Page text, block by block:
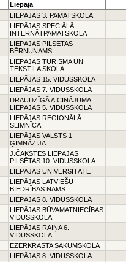
Liepāja
LIEPĀJAS 3. PAMATSKOLA
LIEPĀJAS SPECIĀLĀ
INTERNĀTPAMATSKOLA
LIEPĀJAS PILSĒTAS
BĒRNUNAMS
LIEPĀJAS TŪRISMA UN
TEKSTILA SKOLA
LIEPĀJAS 15. VIDUSSKOLA
LIEPĀJAS 7. VIDUSSKOLA
DRAUDZĪGĀ AICINĀJUMA
LIEPĀJAS 5. VIDUSSKOLA
LIEPĀJAS REĢIONĀLĀ
SLIMNĪCA
LIEPĀJAS VALSTS 1.
ĢIMNĀZIJA
J.ČAKSTES LIEPĀJAS
PILSĒTAS 10. VIDUSSKOLA
LIEPĀJAS UNIVERSITĀTE
LIEPĀJAS LATVIEŠU
BIEDRĪBAS NAMS
LIEPĀJAS 8. VIDUSSKOLA
LIEPĀJAS BŪVAMATNIECĪBAS
VIDUSSKOLA
LIEPĀJAS RAIŅA 6.
VIDUSSKOLA
EZERKRASTA SĀKUMSKOLA
LIEPĀJAS 8. VIDUSSKOLA